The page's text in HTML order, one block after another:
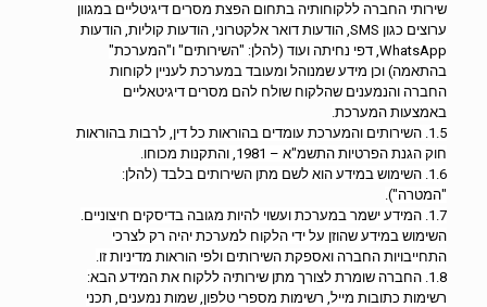
שירותי החברה ללקוחותיה בתחום הפצת מסרים דיגיטליים במגוון
ערוצים כגון SMS, הודעות דואר אלקטרוני, הודעות קוליות, הודעות
WhatsApp, דפי נחיתה ועוד (להלן: "השירותים" ו"המערכת"
בהתאמה) וכן מידע שמנוהל ומעובד במערכת לעניין לקוחות
החברה והנמענים שהלקוח שולח להם מסרים דיגיטאליים
באמצעות המערכת.
1.5. השירותים והמערכת עומדים בהוראות כל דין, לרבות בהוראות
חוק הגנת הפרטיות התשמ"א – 1981, והתקנות מכוחו.
1.6. השימוש במידע הוא לשם מתן השירותים בלבד (להלן:
"המטרה").
1.7. המידע ישמר במערכת ועשוי להיות מגובה בדיסקים חיצוניים.
השימוש במידע שהוזן על ידי הלקוח למערכת יהיה רק לצרכי
התחייבויות החברה ואספקת השירותים ולפי הוראות מדיניות זו.
1.8. החברה שומרת לצורך מתן שירותיה ללקוח את המידע הבא:
רשימות כתובות מייל, רשימות מספרי טלפון, שמות נמענים, תכני